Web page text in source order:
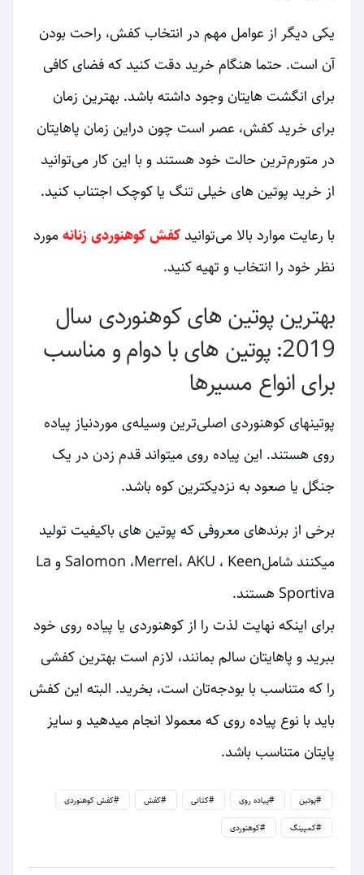
یکی دیگر از عوامل مهم در انتخاب کفش، راحت بودن
آن است. حتما هنگام خرید دقت کنید که فضای کافی
برای انگشت هایتان وجود داشته باشد. بهترین زمان
برای خرید کفش، عصر است چون دراین زمان پاهایتان
در متورم‌ترین حالت خود هستند و با این کار می‌توانید
از خرید پوتین های خیلی تنگ یا کوچک اجتناب کنید.
با رعایت موارد بالا می‌توانید کفش کوهنوردی زنانهمورد
نظر خود را انتخاب و تهیه کنید.
بهترین پوتین های کوهنوردی سال
2019: پوتین های با دوام و مناسب
برای انواع مسیرها
پوتینهای کوهنوردی اصلی‌ترین وسیله‌ی موردنیاز پیاده
روی هستند. این پیاده روی میتواند قدم زدن در یک
جنگل یا صعود به نزدیکترین کوه باشد.
برخی از برندهای معروفی که پوتین های باکیفیت تولید
میکنند شاملSalomon ،Merrel، AKU ، Keen و La
Sportiva هستند.
برای اینکه نهایت لذت را از کوهنوردی یا پیاده روی خود
ببرید و پاهایتان سالم بمانند، لازم است بهترین کفشی
را که متناسب با بودجه‌تان است، بخرید. البته این کفش
باید با نوع پیاده روی که معمولا انجام میدهید و سایز
پایتان متناسب باشد.
پوتین پیاده روی کتانی کفش کفش کوهنوردی
کمپینگ کوهنوردی